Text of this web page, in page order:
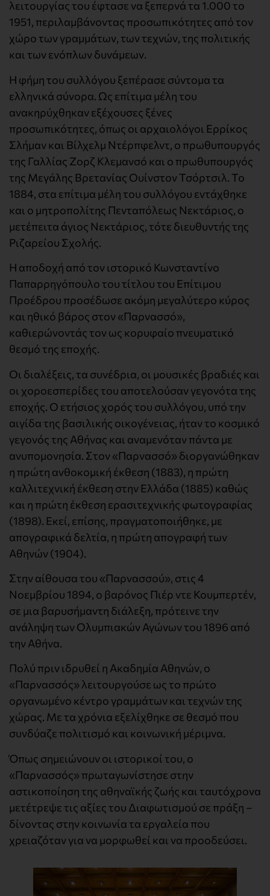
λειτουργίας του έφτασε να ξεπερνά τα 1.000 το
1951, περιλαμβάνοντας προσωπικότητες από τον
χώρο των γραμμάτων, των τεχνών, της πολιτικής
και των ενόπλων δυνάμεων.
Η φήμη του συλλόγου ξεπέρασε σύντομα τα
ελληνικά σύνορα. Ως επίτιμα μέλη του
ανακηρύχθηκαν εξέχουσες ξένες
προσωπικότητες, όπως οι αρχαιολόγοι Ερρίκος
Σλήμαν και Βίλχελμ Ντέρπφελντ, ο πρωθυπουργός
της Γαλλίας Ζορζ Κλεμανσό και ο πρωθυπουργός
της Μεγάλης Βρετανίας Ουίνστον Τσόρτσιλ. Το
1884, στα επίτιμα μέλη του συλλόγου εντάχθηκε
και ο μητροπολίτης Πενταπόλεως Νεκτάριος, ο
μετέπειτα άγιος Νεκτάριος, τότε διευθυντής της
Ριζαρείου Σχολής.
Η αποδοχή από τον ιστορικό Κωνσταντίνο
Παπαρρηγόπουλο του τίτλου του Επίτιμου
Προέδρου προσέδωσε ακόμη μεγαλύτερο κύρος
και ηθικό βάρος στον «Παρνασσό»,
καθιερώνοντάς τον ως κορυφαίο πνευματικό
θεσμό της εποχής.
Οι διαλέξεις, τα συνέδρια, οι μουσικές βραδιές και
οι χοροεσπερίδες του αποτελούσαν γεγονότα της
εποχής. Ο ετήσιος χορός του συλλόγου, υπό την
αιγίδα της βασιλικής οικογένειας, ήταν το κοσμικό
γεγονός της Αθήνας και αναμενόταν πάντα με
ανυπομονησία. Στον «Παρνασσό» διοργανώθηκαν
η πρώτη ανθοκομική έκθεση (1883), η πρώτη
καλλιτεχνική έκθεση στην Ελλάδα (1885) καθώς
και η πρώτη έκθεση ερασιτεχνικής φωτογραφίας
(1898). Εκεί, επίσης, πραγματοποιήθηκε, με
απογραφικά δελτία, η πρώτη απογραφή των
Αθηνών (1904).
Στην αίθουσα του «Παρνασσού», στις 4
Νοεμβρίου 1894, ο βαρόνος Πιέρ ντε Κουμπερτέν,
σε μια βαρυσήμαντη διάλεξη, πρότεινε την
ανάληψη των Ολυμπιακών Αγώνων του 1896 από
την Αθήνα.
Πολύ πριν ιδρυθεί η Ακαδημία Αθηνών, ο
«Παρνασσός» λειτουργούσε ως το πρώτο
οργανωμένο κέντρο γραμμάτων και τεχνών της
χώρας. Με τα χρόνια εξελίχθηκε σε θεσμό που
συνδύαζε πολιτισμό και κοινωνική μέριμνα.
Όπως σημειώνουν οι ιστορικοί του, ο
«Παρνασσός» πρωταγωνίστησε στην
αστικοποίηση της αθηναϊκής ζωής και ταυτόχρονα
μετέτρεψε τις αξίες του Διαφωτισμού σε πράξη –
δίνοντας στην κοινωνία τα εργαλεία που
χρειαζόταν για να μορφωθεί και να προοδεύσει.